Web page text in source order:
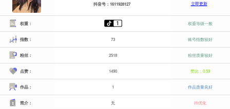
抖音号：1611928127
立即更新
权重： 权重等级一般
指数： 73 账号指数较好
粉丝： 2518 粉丝质量较好
点赞： 1490 赞比：0.59
作品： 1 作品质量良好
简介： 无 待优化